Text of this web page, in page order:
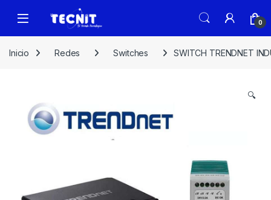
0
Inicio Redes Switches SWITCH TRENDNET
🔍